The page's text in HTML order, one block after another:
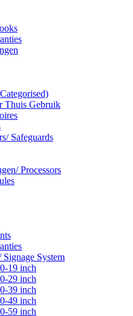
Thuis Gebruik
Safeguards
Processors
System
19 inch
29 inch
39 inch
49 inch
59 inch